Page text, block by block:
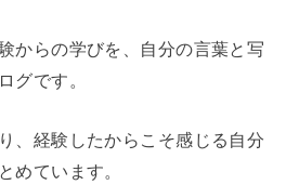
からの学びを、自分の言葉と写
グです。
、経験したからこそ感じる自分
めています。